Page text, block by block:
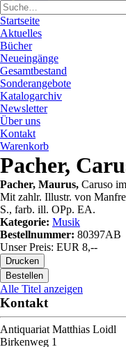
Startseite
Aktuelles
Bücher
Neueingänge
Gesamtbestand
Sonderangebote
Katalogarchiv
Newsletter
Über uns
Kontakt
Warenkorb
Pacher,
Pacher, Maurus, Caruso
Mit zahlr. Illustr. von
S., farb. ill. OPp. EA.
Kategorie: Musik
Bestellnummer: 80397AB
Unser Preis: EUR 8,--
Alle Titel anzeigen
Kontakt
Antiquariat Matthias Loidl
Birkenweg 1